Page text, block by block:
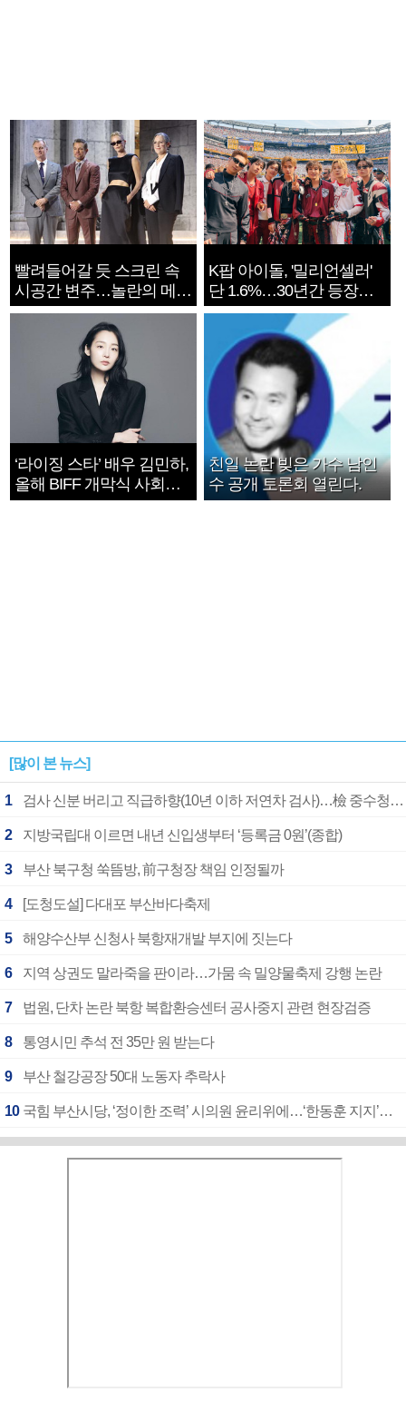
빨려들어갈 듯 스크린 속
시공간 변주…놀란의 메시
지는 ‘전쟁 속죄’
K팝 아이돌, '밀리언셀러'
단 1.6%…30년간 등장
1182개팀 전수조사
‘라이징 스타’ 배우 김민하,
올해 BIFF 개막식 사회자
확정
친일 논란 빚은 가수 남인
수 공개 토론회 열린다.
[많이 본 뉴스]
1 검사 신분 버리고 직급하향(10년 이하 저연차 검사)…檢 중수청행 기피
2 지방국립대 이르면 내년 신입생부터 ‘등록금 0원’(종합)
3 부산 북구청 쑥뜸방, 前구청장 책임 인정될까
4 [도청도설] 다대포 부산바다축제
5 해양수산부 신청사 북항재개발 부지에 짓는다
6 지역 상권도 말라죽을 판이라…가뭄 속 밀양물축제 강행 논란
7 법원, 단차 논란 북항 복합환승센터 공사중지 관련 현장검증
8 통영시민 추석 전 35만 원 받는다
9 부산 철강공장 50대 노동자 추락사
10 국힘 부산시당, ‘정이한 조력’ 시의원 윤리위에…‘한동훈 지지’도 신고접수